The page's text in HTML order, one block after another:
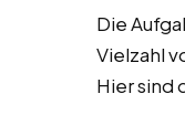
Die
Vielzahl
Hier sind